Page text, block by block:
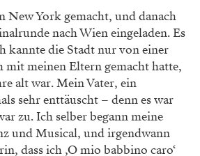
New York gemacht, und danach
nach Wien eingeladen. Es
kannte die Stadt nur von einer
mit meinen Eltern gemacht hatte,
alt war. Mein Vater, ein
sehr enttäuscht – denn es war
zu. Ich selber begann meine
und Musical, und irgendwann
dass ich ,O mio babbino caro‘